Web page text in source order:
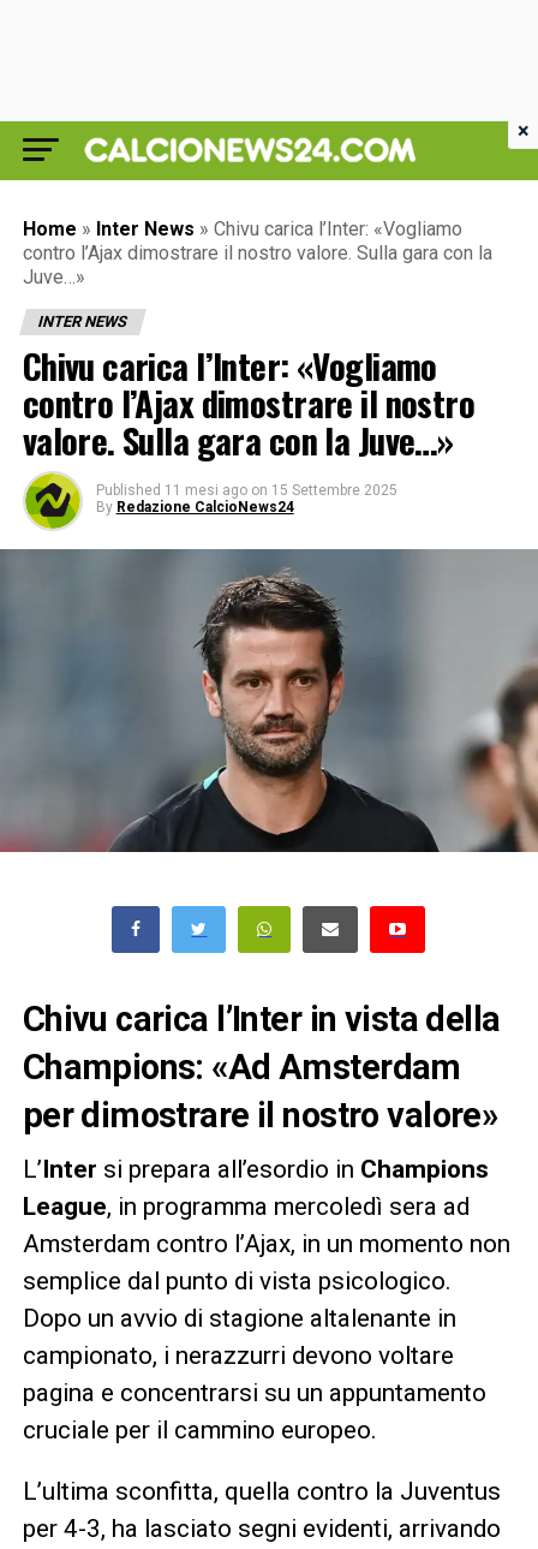
Home » Inter News » Chivu carica l’Inter: «Vogliamo
contro l’Ajax dimostrare il nostro valore. Sulla gara con la
Juve…»
INTER NEWS
Chivu carica l’Inter: «Vogliamo
contro l’Ajax dimostrare il nostro
valore. Sulla gara con la Juve…»
Published 11 mesi ago on 15 Settembre 2025
By Redazione CalcioNews24
Chivu carica l’Inter in vista della
Champions: «Ad Amsterdam
per dimostrare il nostro valore»
L’Inter si prepara all’esordio in Champions
League, in programma mercoledì sera ad
Amsterdam contro l’Ajax, in un momento non
semplice dal punto di vista psicologico.
Dopo un avvio di stagione altalenante in
campionato, i nerazzurri devono voltare
pagina e concentrarsi su un appuntamento
cruciale per il cammino europeo.
L’ultima sconfitta, quella contro la Juventus
per 4-3, ha lasciato segni evidenti, arrivando
×